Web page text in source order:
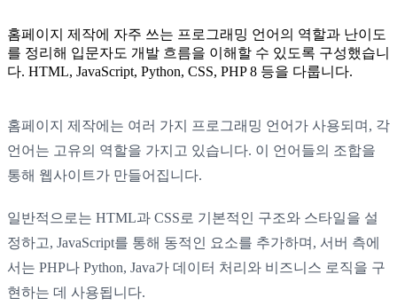
홈페이지 제작에 자주 쓰는 프로그래밍 언어의 역할과 난이도
를 정리해 입문자도 개발 흐름을 이해할 수 있도록 구성했습니
다. HTML, JavaScript, Python, CSS, PHP 8 등을 다룹니다.
홈페이지 제작에는 여러 가지 프로그래밍 언어가 사용되며, 각
언어는 고유의 역할을 가지고 있습니다. 이 언어들의 조합을
통해 웹사이트가 만들어집니다.
일반적으로는 HTML과 CSS로 기본적인 구조와 스타일을 설
정하고, JavaScript를 통해 동적인 요소를 추가하며, 서버 측에
서는 PHP나 Python, Java가 데이터 처리와 비즈니스 로직을 구
현하는 데 사용됩니다.